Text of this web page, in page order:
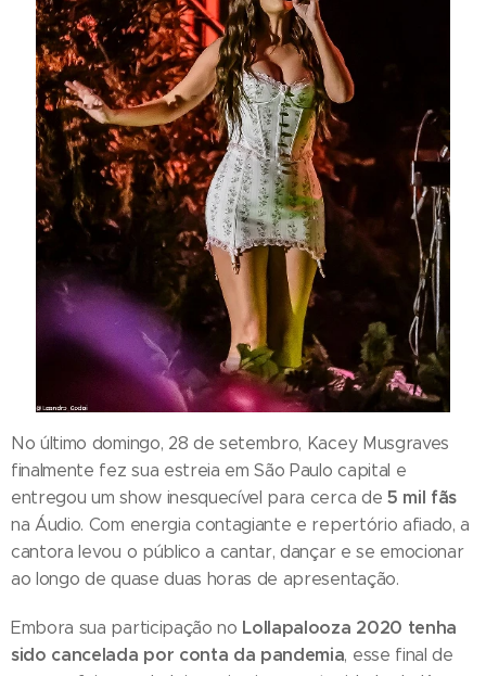
No último domingo, 28 de setembro, Kacey Musgraves
finalmente fez sua estreia em São Paulo capital e
entregou um show inesquecível para cerca de 5 mil fãs
na Áudio. Com energia contagiante e repertório afiado, a
cantora levou o público a cantar, dançar e se emocionar
ao longo de quase duas horas de apresentação.
Embora sua participação no Lollapalooza 2020 tenha
sido cancelada por conta da pandemia, esse final de